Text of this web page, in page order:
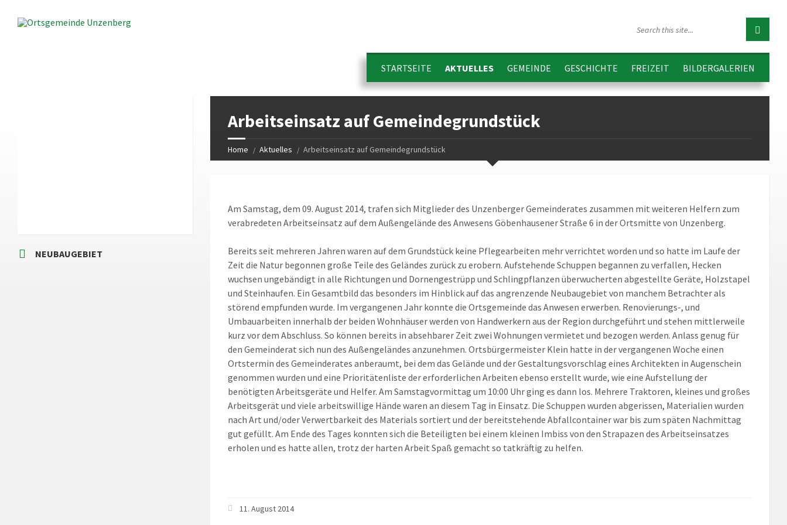
STARTSEITE AKTUELLES GEMEINDE GESCHICHTE FREIZEIT BILDERGALERIEN
Arbeitseinsatz auf Gemeindegrundstück
Home Aktuelles Arbeitseinsatz auf Gemeindegrundstück
Am Samstag, dem 09. August 2014, trafen sich Mitglieder des Unzenberger Gemeinderates zusammen mit weiteren Helfern zum
verabredeten Arbeitseinsatz auf dem Außengelände des Anwesens Göbenhausener Straße 6 in der Ortsmitte von Unzenberg.
Bereits seit mehreren Jahren waren auf dem Grundstück keine Pflegearbeiten mehr verrichtet worden und so hatte im Laufe der
Zeit die Natur begonnen große Teile des Geländes zurück zu erobern. Aufstehende Schuppen begannen zu verfallen, Hecken
wuchsen ungebändigt in alle Richtungen und Dornengestrüpp und Schlingpflanzen überwucherten abgestellte Geräte, Holzstapel
und Steinhaufen. Ein Gesamtbild das besonders im Hinblick auf das angrenzende Neubaugebiet von manchem Betrachter als
störend empfunden wurde. Im vergangenen Jahr konnte die Ortsgemeinde das Anwesen erwerben. Renovierungs-, und
Umbauarbeiten innerhalb der beiden Wohnhäuser werden von Handwerkern aus der Region durchgeführt und stehen mittlerweile
kurz vor dem Abschluss. So können bereits in absehbarer Zeit zwei Wohnungen vermietet und bezogen werden. Anlass genug für
den Gemeinderat sich nun des Außengeländes anzunehmen. Ortsbürgermeister Klein hatte in der vergangenen Woche einen
Ortstermin des Gemeinderates anberaumt, bei dem das Gelände und der Gestaltungsvorschlag eines Architekten in Augenschein
genommen wurden und eine Prioritätenliste der erforderlichen Arbeiten ebenso erstellt wurde, wie eine Aufstellung der
benötigten Arbeitsgeräte und Helfer. Am Samstagvormittag um 10:00 Uhr ging es dann los. Mehrere Traktoren, kleines und großes
Arbeitsgerät und viele arbeitswillige Hände waren an diesem Tag in Einsatz. Die Schuppen wurden abgerissen, Materialien wurden
nach Art und/oder Verwertbarkeit des Materials sortiert und der bereitstehende Abfallcontainer war bis zum späten Nachmittag
gut gefüllt. Am Ende des Tages konnten sich die Beteiligten bei einem kleinen Imbiss von den Strapazen des Arbeitseinsatzes
erholen und es hatte allen, trotz der harten Arbeit Spaß gemacht so tatkräftig zu helfen.
11. August 2014
NEUBAUGEBIET